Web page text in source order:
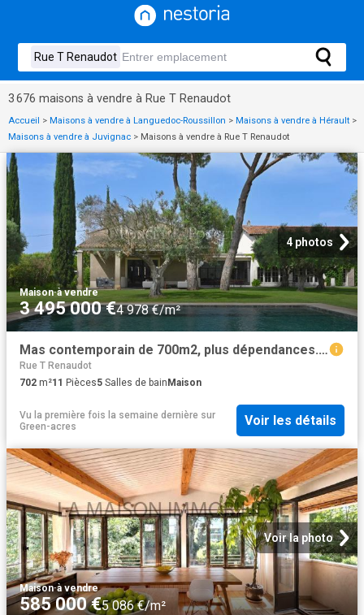
3 676 maisons à vendre à Rue T Renaudot
Accueil > Maisons à vendre à Languedoc-Roussillon > Maisons à vendre à Hérault >
Maisons à vendre à Juvignac > Maisons à vendre à Rue T Renaudot
4 photos
Maison·à vendre
3 495 000 €4 978 €/m²
Mas contemporain de 700m2, plus dépendances. 702m² Montpellier
Rue T Renaudot
702 m²11 Pièces5 Salles de bainMaison
Vu la première fois la semaine dernière sur
Green-acres
Voir les détails
Voir la photo
Maison·à vendre
585 000 €5 086 €/m²